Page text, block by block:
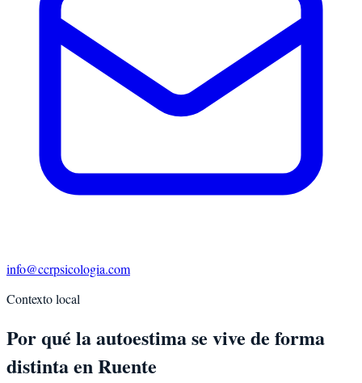
info@ccrpsicologia.com
Contexto local
Por qué la autoestima se vive de forma
distinta en Ruente